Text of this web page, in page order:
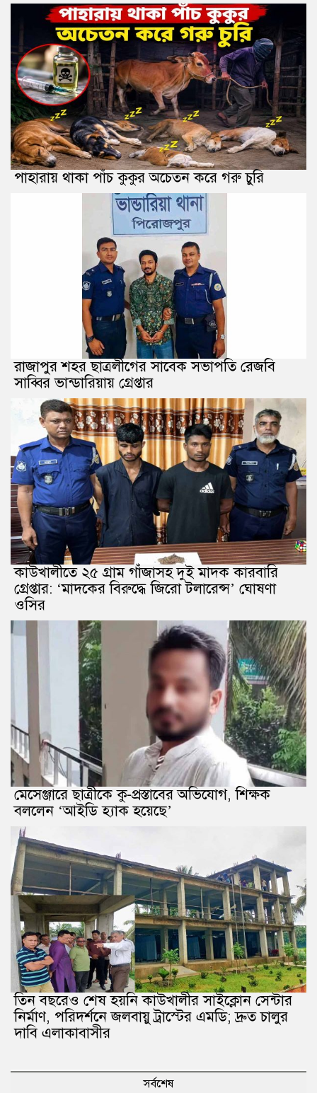
পাহারায় থাকা পাঁচ কুকুর অচেতন করে গরু চুরি
রাজাপুর শহর ছাত্রলীগের সাবেক সভাপতি রেজবি
সাব্বির ভান্ডারিয়ায় গ্রেপ্তার
কাউখালীতে ২৫ গ্রাম গাঁজাসহ দুই মাদক কারবারি
গ্রেপ্তার: ‘মাদকের বিরুদ্ধে জিরো টলারেন্স’ ঘোষণা
ওসির
মেসেঞ্জারে ছাত্রীকে কু-প্রস্তাবের অভিযোগ, শিক্ষক
বললেন ‘আইডি হ্যাক হয়েছে’
তিন বছরেও শেষ হয়নি কাউখালীর সাইক্লোন সেন্টার
নির্মাণ, পরিদর্শনে জলবায়ু ট্রাস্টের এমডি; দ্রুত চালুর
দাবি এলাকাবাসীর
সর্বশেষ